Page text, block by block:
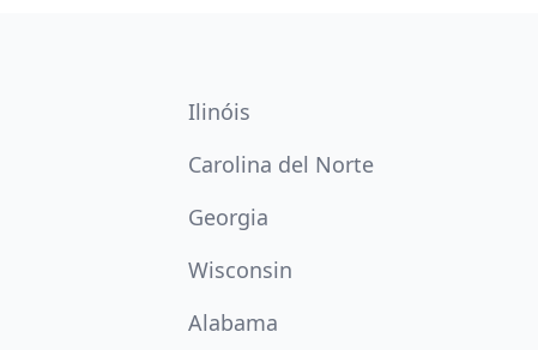
Ilinóis
Carolina del Norte
Georgia
Wisconsin
Alabama